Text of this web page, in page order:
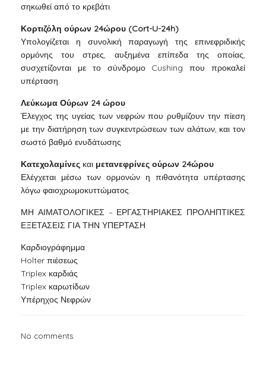
σηκωθεί από το κρεβάτι.
Κορτιζόλη ούρων 24ώρου (Cort-U-24h)
Υπολογίζεται η συνολική παραγωγή της επινεφριδικής
ορμόνης του στρες, αυξημένα επίπεδα της οποίας,
συσχετίζονται με το σύνδρομο Cushing που προκαλεί
υπέρταση.
Λεύκωμα Ούρων 24 ώρου
Έλεγχος της υγείας των νεφρών που ρυθμίζουν την πίεση
με την διατήρηση των συγκεντρώσεων των αλάτων, και τον
σωστό βαθμό ενυδάτωσης
Κατεχολαμίνες και μετανεφρίνες ούρων 24ώρου
Ελέγχεται μέσω των ορμονών η πιθανότητα υπέρτασης
λόγω φαιοχρωμοκυττώματος.
ΜΗ ΑΙΜΑΤΟΛΟΓΙΚΕΣ – ΕΡΓΑΣΤΗΡΙΑΚΕΣ ΠΡΟΛΗΠΤΙΚΕΣ
ΕΞΕΤΑΣΕΙΣ ΓΙΑ ΤΗΝ ΥΠΕΡΤΑΣΗ
Καρδιογράφημμα
Holter πιέσεως
Triplex καρδιάς
Triplex καρωτίδων
Υπέρηχος Νεφρών
No comments.